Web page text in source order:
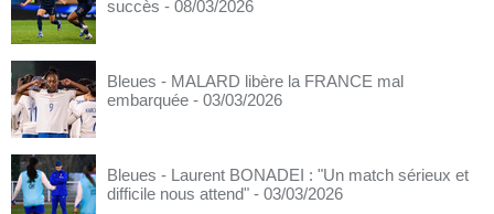
succès - 08/03/2026
Bleues - MALARD libère la FRANCE mal
embarquée - 03/03/2026
Bleues - Laurent BONADEI : "Un match sérieux et
difficile nous attend" - 03/03/2026